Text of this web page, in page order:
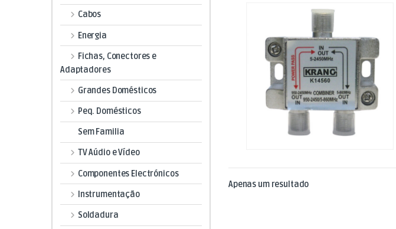
Apenas um resultado
Cabos
Energia
Fichas, Conectores e
Adaptadores
Grandes Domésticos
Peq. Domésticos
Sem Familia
TV Aúdio e Vídeo
Componentes Electrónicos
Instrumentação
Soldadura